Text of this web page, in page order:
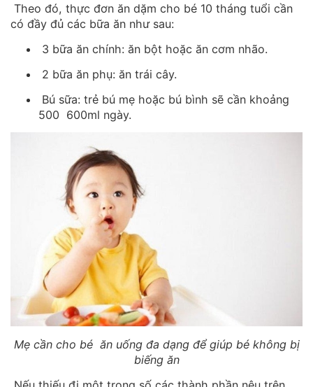
Theo đó, thực đơn ăn dặm cho bé 10 tháng tuổi cần
có đầy đủ các bữa ăn như sau:
3 bữa ăn chính: ăn bột hoặc ăn cơm nhão.
2 bữa ăn phụ: ăn trái cây.
Bú sữa: trẻ bú mẹ hoặc bú bình sẽ cần khoảng
500 600ml ngày.
Mẹ cần cho bé ăn uống đa dạng để giúp bé không bị
biếng ăn